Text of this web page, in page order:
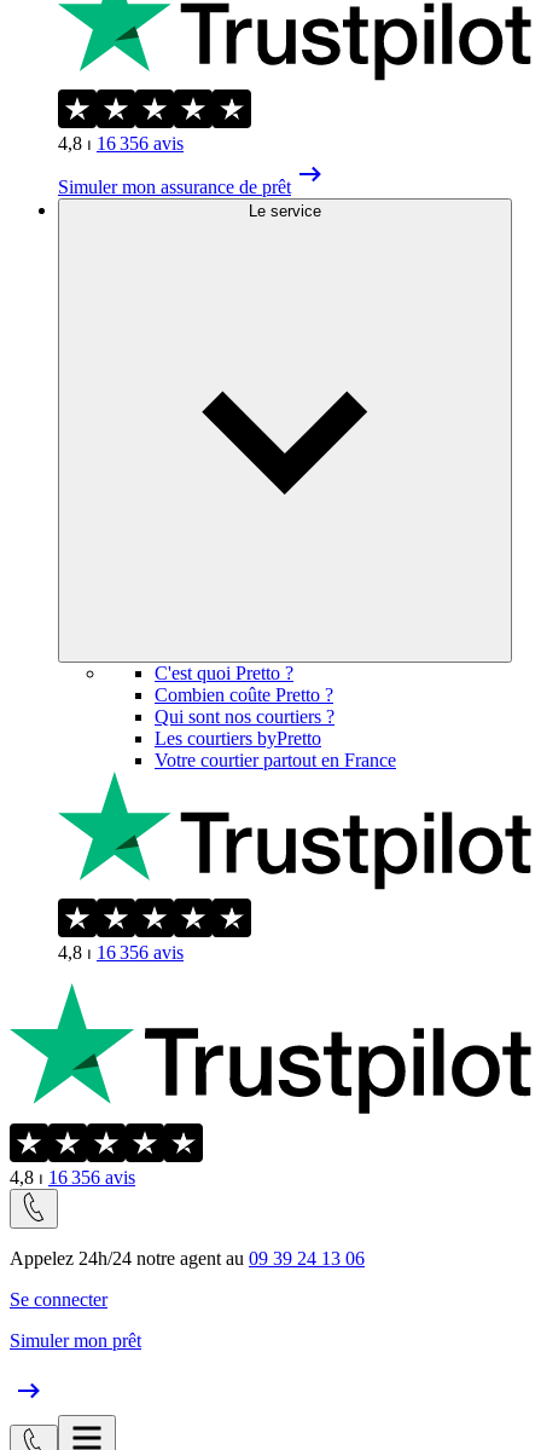
4,8 ⏐ 16 356 avis
Simuler mon assurance de prêt
Le service
C'est quoi Pretto ?
Combien coûte Pretto ?
Qui sont nos courtiers ?
Les courtiers byPretto
Votre courtier partout en France
4,8 ⏐ 16 356 avis
4,8 ⏐ 16 356 avis
Appelez 24h/24 notre agent au 09 39 24 13 06
Se connecter
Simuler mon prêt